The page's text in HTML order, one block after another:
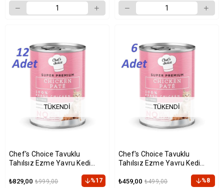
TÜKENDI
Chef's Choice Tavuklu
Tahılsız Ezme Yavru Kedi
₺829,00 ₺999,00 %17
TÜKENDI
Chef's Choice Tavuklu
Tahılsız Ezme Yavru Kedi
₺459,00 ₺499,00 %8